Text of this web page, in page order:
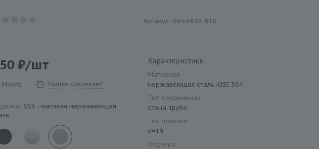
Артикул: INH-K808-910
₽/шт
Много Нашли дешевле?
SSS - матовая нержавеющая
Характеристики
Материал
нержавеющая сталь AISI 304
Тип соединения
стена-труба
Тип обвязки
d=19
Отделка